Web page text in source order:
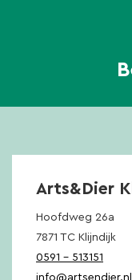
Arts&Dier
Hoofdweg 26a
7871 TC Klijndijk
0591 – 513151
info@artsendier.nl